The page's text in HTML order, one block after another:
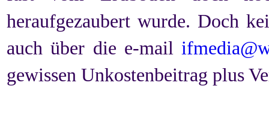
heraufgezaubert wurde. Doch
auch über die e-mail
gewissen Unkostenbeitrag plus